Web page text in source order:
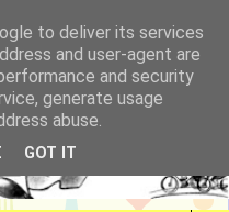
to deliver its services
and user-agent are
and security
generate usage
abuse.
GOT IT